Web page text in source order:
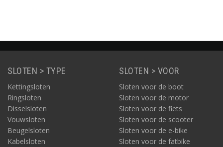
SLOTEN > TYPE
Kettingsloten
Ringsloten
Disselsloten
Vouwsloten
Beugelsloten
Kabelsloten
SLOTEN > VOOR
Sloten voor de boot
Sloten voor de motor
Sloten voor de fiets
Sloten voor de scooter
Sloten voor de e-bike
Sloten voor de fatbike